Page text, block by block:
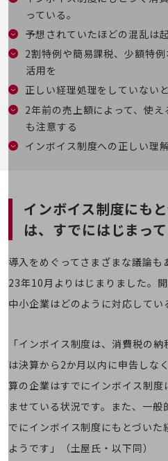
データ利活用
運用管理
業務支援・マーケティング
課題・ニーズで探す
課題・ニーズで探すTOP
コミュニケーション・情報共有
災害対策
職場環境整備
地域共創・地方創生
セキュリティ対策
遠隔監視
顧客体験（CX）改善
自動化・省電化
人材不足解消
業種・業態で探す
自治体
っている。
予想されていたほどの混乱は
2割特例や簡易課税、少額特
活用を
正しい経理処理をしていない
2年前の売上額によって、使
も注意する
インボイス制度への正しい理
インボイス制度にも
は、 すでにはじまって
導入をめぐってさまざまな議論
23年10月よりはじまりました。
中小企業はどのように対応してい
「インボイス制度は、消費税の
は決算から2か月以内に申告しな
算の企業はすでにインボイス制
ませている状況です。また、一
でにインボイス制度にもとづいた
ようです」（土屋氏・以下同）